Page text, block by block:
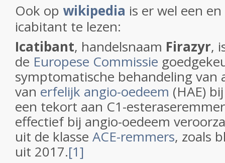
Ook op wikipedia is er wel een
icabitant te lezen:
Icatibant, handelsnaam Firazyr,
de Europese Commissie
symptomatische behandeling van
van erfelijk angio-oedeem (HAE)
een tekort aan C1-
effectief bij angio-oedeem
uit de klasse ACE-remmers, zoals
uit 2017.[1]